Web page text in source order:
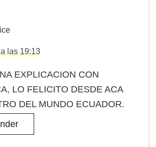
las 19:13
EXPLICACION CON
LO FELICITO DESDE ACA
DEL MUNDO ECUADOR.